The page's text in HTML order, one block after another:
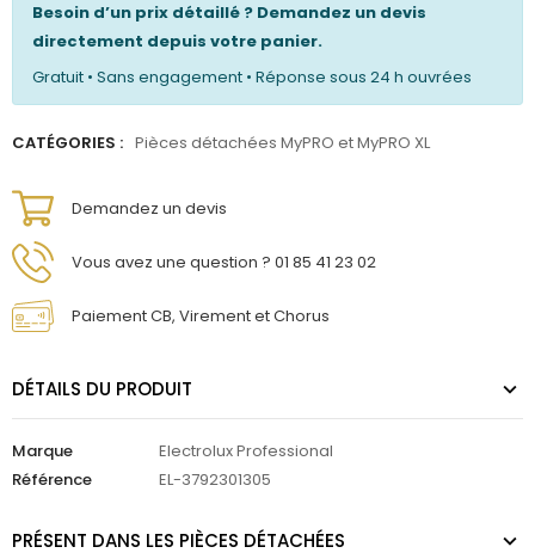
Besoin d’un prix détaillé ? Demandez un devis
directement depuis votre panier.
Gratuit • Sans engagement • Réponse sous 24 h ouvrées
CATÉGORIES : Pièces détachées MyPRO et MyPRO XL
Demandez un devis
Vous avez une question ? 01 85 41 23 02
Paiement CB, Virement et Chorus
DÉTAILS DU PRODUIT
Marque
Electrolux Professional
Référence
EL-3792301305
PRÉSENT DANS LES PIÈCES DÉTACHÉES